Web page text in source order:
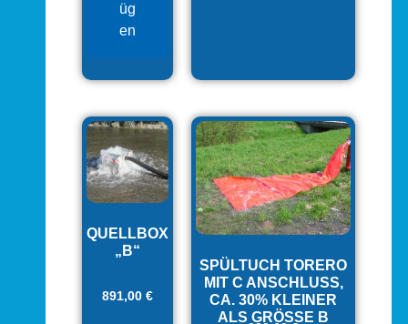
üg
en
QUELLBOX
„B“
891,00 €
SPÜLTUCH TORERO
MIT C ANSCHLUSS, C
A. 30% KLEINER A
LS GRÖSSE B